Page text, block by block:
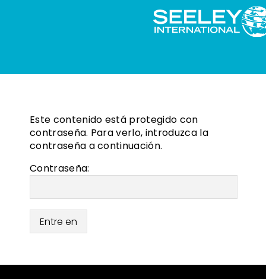
Este contenido está protegido con
contraseña. Para verlo, introduzca la
contraseña a continuación.
Contraseña: